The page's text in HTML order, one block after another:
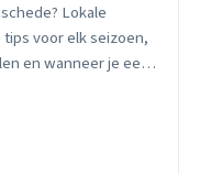
Lokale
voor elk seizoen,
en wanneer je een